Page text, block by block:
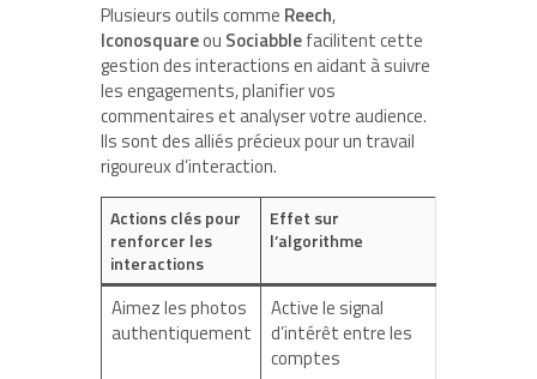
Plusieurs outils comme Reech,
Iconosquareou Sociabblefacilitent cette
gestion des interactions en aidant à suivre
les engagements, planifier vos
commentaires et analyser votre audience.
Ils sont des alliés précieux pour un travail
rigoureux d’interaction.
Actions clés pour
renforcer les
interactions
Effet sur
l’algorithme
Aimez les photos
authentiquement
Active le signal
d’intérêt entre les
comptes